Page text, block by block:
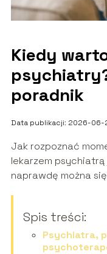
Kiedy
poradnik
Data publikacji: 2026-06-
Jak rozpoznać
lekarzem
naprawdę można
Spis treści:
Psychiatra,